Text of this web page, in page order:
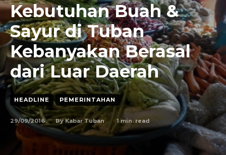
Kebutuhan Buah &
Sayur di Tuban
Kebanyakan Berasal
dari Luar Daerah
HEADLINE PEMERINTAHAN
29/09/2016 By Kabar Tuban 1min. read